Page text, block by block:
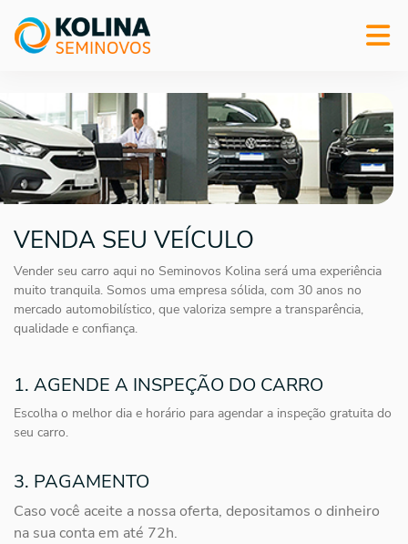
VENDA SEU VEÍCULO
Vender seu carro aqui no Seminovos Kolina será uma experiência
muito tranquila. Somos uma empresa sólida, com 30 anos no
mercado automobilístico, que valoriza sempre a transparência,
qualidade e confiança.
1. AGENDE A INSPEÇÃO DO CARRO
Escolha o melhor dia e horário para agendar a inspeção gratuita do
seu carro.
3. PAGAMENTO
Caso você aceite a nossa oferta, depositamos o dinheiro
na sua conta em até 72h.